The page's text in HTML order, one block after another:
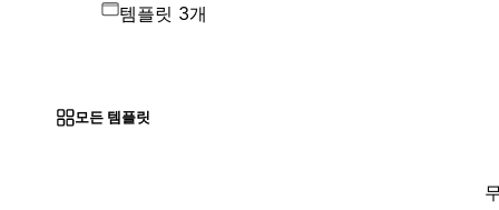
템플릿 3개
모든 템플릿